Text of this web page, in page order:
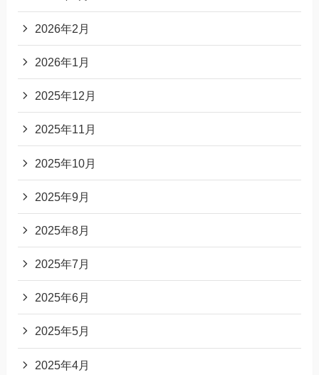
2026年2月
2026年1月
2025年12月
2025年11月
2025年10月
2025年9月
2025年8月
2025年7月
2025年6月
2025年5月
2025年4月